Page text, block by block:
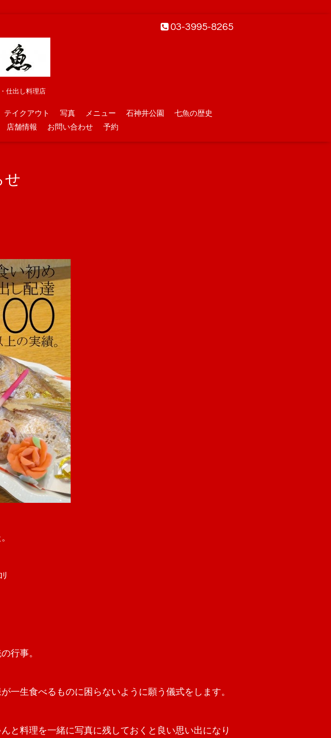
03-3995-8265
仕出し料理店
テイクアウト 写真 メニュー 石神井公園
七魚の歴史
店舗情報 お問い合わせ 予約
せ
ﾘ
行事。
一生食べるものに困らないように願う儀式をします。
と料理を一緒に写真に残しておくと良い思い出になり